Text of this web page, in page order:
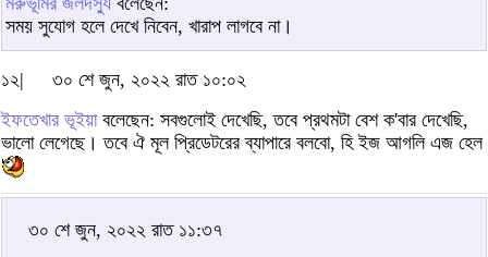
সময় সুযোগ হলে দেখে নিবেন, খারাপ লাগবে না।
১২|
৩০ শে জুন, ২০২২ রাত ১০:০২
ইফতেখার ভূইয়াবলেছেন: সবগুলোই দেখেছি, তবে প্রথমটা বেশ ক'বার দেখেছি,
ভালো লেগেছে। তবে ঐ মূল প্রিডেটরের ব্যাপারে বলবো, হি ইজ আগলি এজ হেল
৩০ শে জুন, ২০২২ রাত ১১:৩৭